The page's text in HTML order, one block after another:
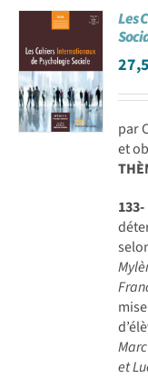
Les
par
et
133-
et